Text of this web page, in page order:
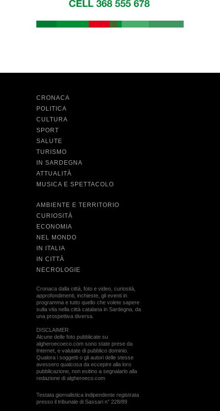
CRONACA
POLITICA
CULTURA
SPORT
SALUTE
TURISMO
IN SARDEGNA
ATTUALITÀ
MUSICA E SPETTACOLO
AMBIENTE E TERRITORIO
CURIOSITÀ
ECONOMIA
NEL MONDO
IN ITALIA
IN CITTÀ
NECROLOGIE
Cronaca dalla città, foto e video, curiosità,
approfondimenti, inchieste, gli eventi in
programma e tutto quello che volete sapere
sulla vita nella città catalana in Sardegna, da
una prospettiva diversa.
DISCLAIMER
Alcune delle foto pubblicate su
algheroecoeco.com sono state prese da
Internet, e valutate di pubblico dominio.
Qualora i soggetti o gli autori delle stesse
avessero qualcosa da eccepire alla loro
pubblicazione, non esitino a segnalarlo alla
redazione di algheroeco.com
Testata giornalistica indipendente registrata
presso il tribunale di Sassari n° 228/89